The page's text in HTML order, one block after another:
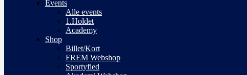
Events
Alle events
1.Holdet
Academy
Shop
Billet/Kort
FREM Webshop
Sportyfied